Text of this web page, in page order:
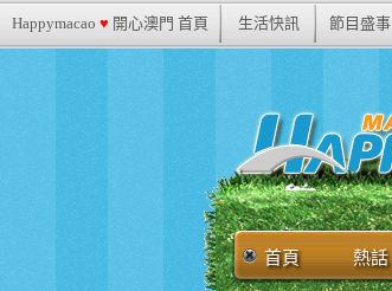
Happymacao ♥ 開心澳門 首頁 生活快訊 節目盛事
首頁 熱話